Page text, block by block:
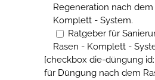
Regeneration nach dem
Komplett - System.
Ratgeber für
Rasen - Komplett -
[checkbox die-düngung
für Düngung nach dem